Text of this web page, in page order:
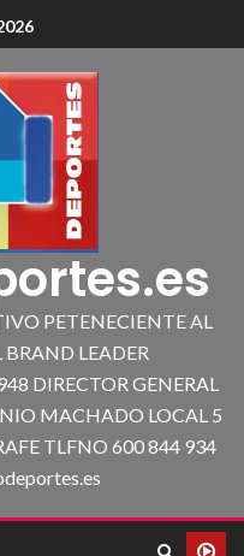
PETENECIENTE AL
BRAND LEADER
DIRECTOR GENERAL
MACHADO LOCAL 5
TLFNO 600 844 934